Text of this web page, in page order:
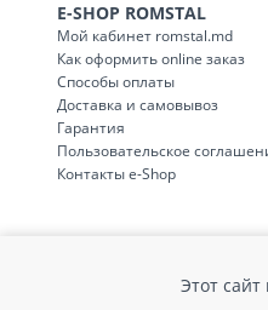
E-SHOP ROMSTAL
Мой кабинет romstal.md
Как оформить online заказ
Способы оплаты
Доставка и самовывоз
Гарантия
Пользовательское
Контакты e-Shop
© Romstal 2026Этот